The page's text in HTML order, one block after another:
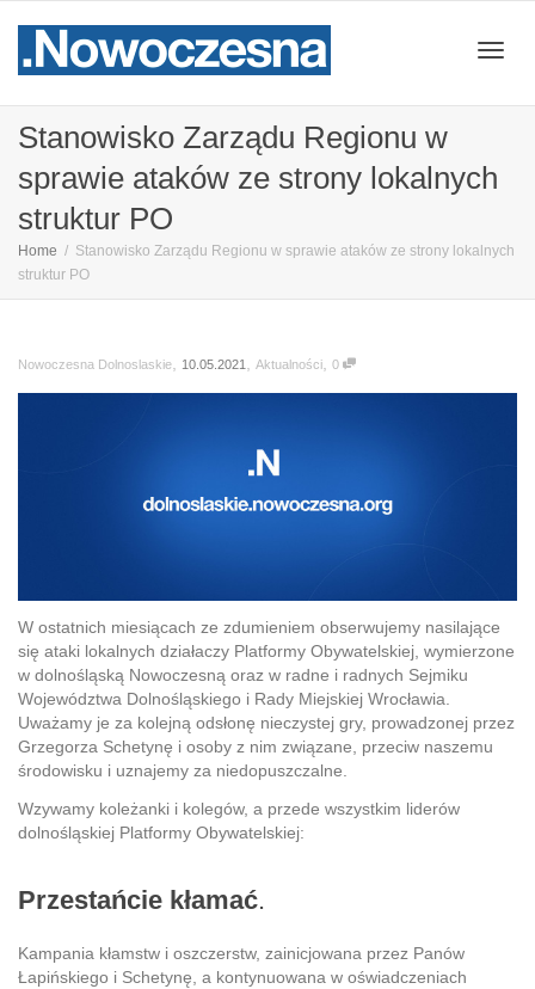
Stanowisko Zarządu Regionu w
sprawie ataków ze strony lokalnych
struktur PO
Home
Stanowisko Zarządu Regionu w sprawie ataków ze strony lokalnych
struktur PO
Nowoczesna Dolnoslaskie 10.05.2021 Aktualności 0
W ostatnich miesiącach ze zdumieniem obserwujemy nasilające
się ataki lokalnych działaczy Platformy Obywatelskiej, wymierzone
w dolnośląską Nowoczesną oraz w radne i radnych Sejmiku
Województwa Dolnośląskiego i Rady Miejskiej Wrocławia.
Uważamy je za kolejną odsłonę nieczystej gry, prowadzonej przez
Grzegorza Schetynę i osoby z nim związane, przeciw naszemu
środowisku i uznajemy za niedopuszczalne.
Wzywamy koleżanki i kolegów, a przede wszystkim liderów
dolnośląskiej Platformy Obywatelskiej:
Przestańcie kłamać.
Kampania kłamstw i oszczerstw, zainicjowana przez Panów
Łapińskiego i Schetynę, a kontynuowana w oświadczeniach